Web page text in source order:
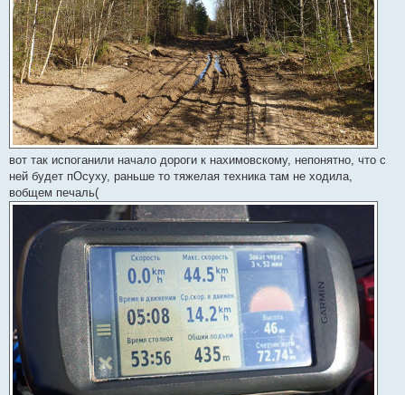
вот так испоганили начало дороги к нахимовскому, непонятно, что с
ней будет пОсуху, раньше то тяжелая техника там не ходила,
вобщем печаль(